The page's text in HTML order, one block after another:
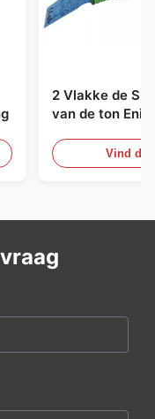
2 Vlakke de
van de ton
Vind de